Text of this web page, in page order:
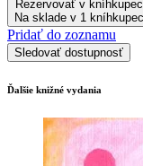
Rezervovať v
Na sklade v 1
Pridať do zoznamu
Sledovať dostupnosť
Ďalšie knižné vydania